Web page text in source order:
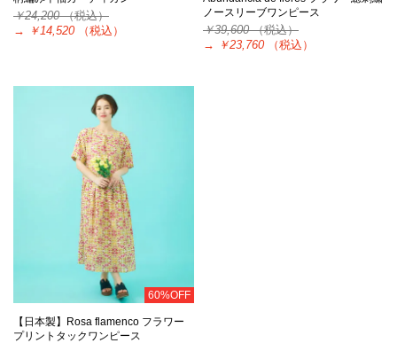
￥24,200（税込）
→
￥14,520 （税込）
ノースリーブワンピース
￥39,600（税込）
→
￥23,760 （税込）
60%OFF
【日本製】Rosa flamenco フラワー
プリントタックワンピース